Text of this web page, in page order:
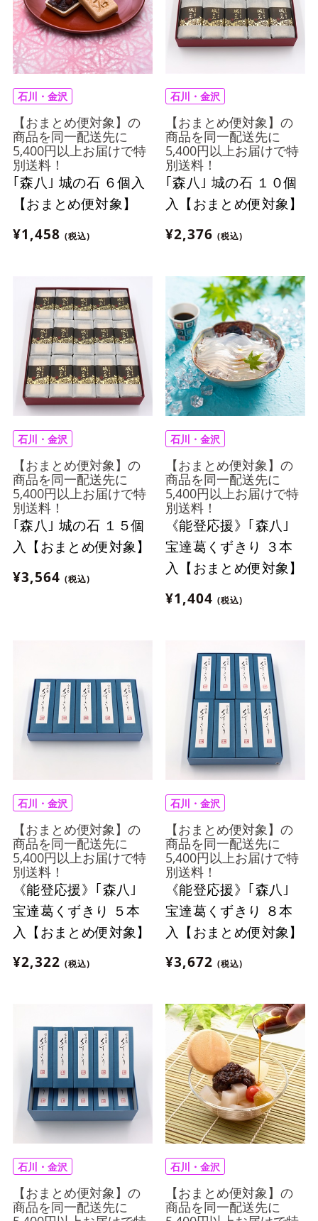
石川・金沢
【おまとめ便対象】の
商品を同一配送先に
5,400円以上お届けで特
別送料！
｢森八｣ 城の石 ６個入
【おまとめ便対象】
¥1,458 (税込)
石川・金沢
【おまとめ便対象】の
商品を同一配送先に
5,400円以上お届けで特
別送料！
｢森八｣ 城の石 １０個
入【おまとめ便対象】
¥2,376 (税込)
石川・金沢
【おまとめ便対象】の
商品を同一配送先に
5,400円以上お届けで特
別送料！
｢森八｣ 城の石 １５個
入【おまとめ便対象】
¥3,564 (税込)
石川・金沢
【おまとめ便対象】の
商品を同一配送先に
5,400円以上お届けで特
別送料！
《能登応援》｢森八｣
宝達葛くずきり ３本
入【おまとめ便対象】
¥1,404 (税込)
石川・金沢
【おまとめ便対象】の
商品を同一配送先に
5,400円以上お届けで特
別送料！
《能登応援》｢森八｣
宝達葛くずきり ５本
入【おまとめ便対象】
¥2,322 (税込)
石川・金沢
【おまとめ便対象】の
商品を同一配送先に
5,400円以上お届けで特
別送料！
《能登応援》｢森八｣
宝達葛くずきり ８本
入【おまとめ便対象】
¥3,672 (税込)
石川・金沢
【おまとめ便対象】の
商品を同一配送先に
石川・金沢
【おまとめ便対象】の
商品を同一配送先に